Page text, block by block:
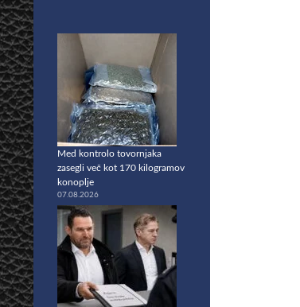
Med kontrolo tovornjaka
zasegli več kot 170 kilogramov
konoplje
07.08.2026